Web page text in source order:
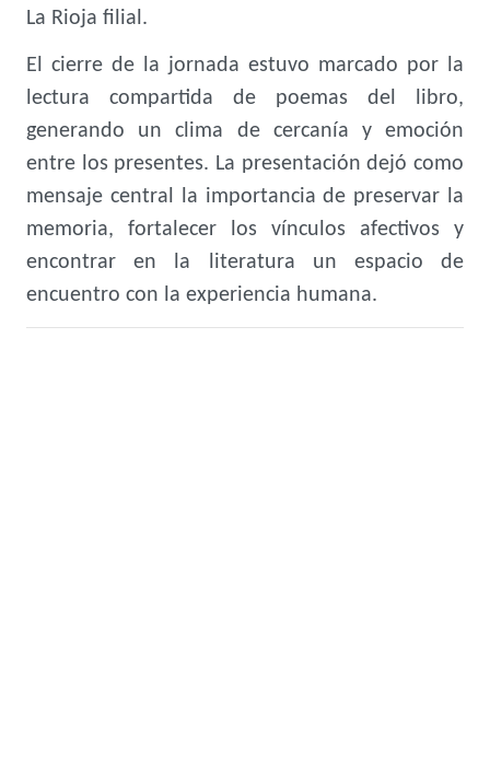
La Rioja filial.
El cierre de la jornada estuvo marcado por la
lectura compartida de poemas del libro,
generando un clima de cercanía y emoción
entre los presentes. La presentación dejó como
mensaje central la importancia de preservar la
memoria, fortalecer los vínculos afectivos y
encontrar en la literatura un espacio de
encuentro con la experiencia humana.